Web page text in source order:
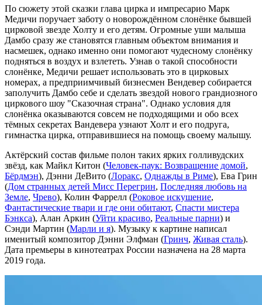
По сюжету этой сказки глава цирка и импресарио Марк
Медичи поручает заботу о новорождённом слонёнке бывшей
цирковой звезде Холту и его детям. Огромные уши малыша
Дамбо сразу же становятся главным объектом внимания и
насмешек, однако именно они помогают чудесному слонёнку
подняться в воздух и взлететь. Узнав о такой способности
слонёнке, Медичи решает использовать это в цирковых
номерах, а предприимчивый бизнесмен Вендевер собирается
заполучить Дамбо себе и сделать звездой нового грандиозного
циркового шоу "Сказочная страна". Однако условия для
слонёнка оказываются совсем не подходящими и обо всех
тёмных секретах Вандевера узнают Холт и его подруга,
гимнастка цирка, отправившиеся на помощь своему малышу.
Актёрский состав фильме полон таких ярких голливудских
звёзд, как Майкл Китон (Человек-паук: Возвращение домой,
Бёрдмэн), Дэнни ДеВито (Лоракс, Однажды в Риме), Ева Грин
(Дом странных детей Мисс Перегрин, Последняя любовь на
Земле, Чрево), Колин Фаррелл (Роковое искушение,
Фантастические твари и где они обитают, Спасти мистера
Бэнкса), Алан Аркин (Уйти красиво, Реальные парни) и
Сэнди Мартин (Марли и я). Музыку к картине написал
именитый композитор Дэнни Элфман (Гринч, Живая сталь).
Дата премьеры в кинотеатрах России назначена на 28 марта
2019 года.